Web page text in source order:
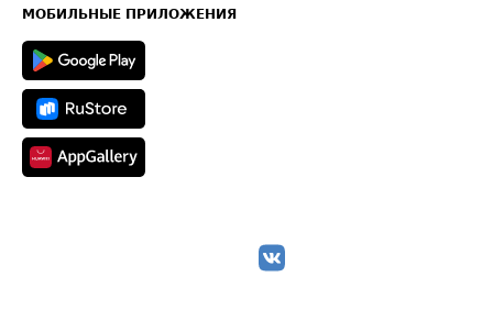
Техническая информация
МОБИЛЬНЫЕ ПРИЛОЖЕНИЯ